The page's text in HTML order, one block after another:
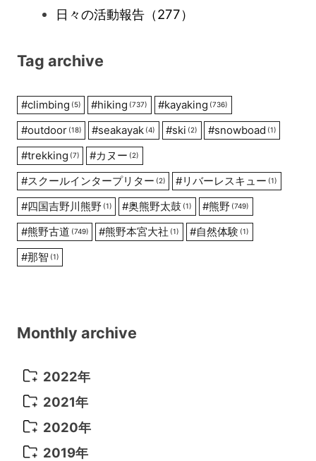
日々の活動報告 （277）
Tag archive
#climbing (5) #hiking (737) #kayaking (736)
#outdoor (18) #seakayak (4) #ski (2) #snowboad (1)
#trekking (7) #カヌー (2)
#スクールインタープリター (2) #リバーレスキュー (1)
#四国吉野川熊野 (1) #奥熊野太鼓 (1) #熊野 (749)
#熊野古道 (749) #熊野本宮大社 (1) #自然体験 (1)
#那智 (1)
Monthly archive
2022年
2022年 10月
2022年 9月
2022年 8月
2021年
2021年 12月
2021年 11月
2020年
2020年 8月
2019年